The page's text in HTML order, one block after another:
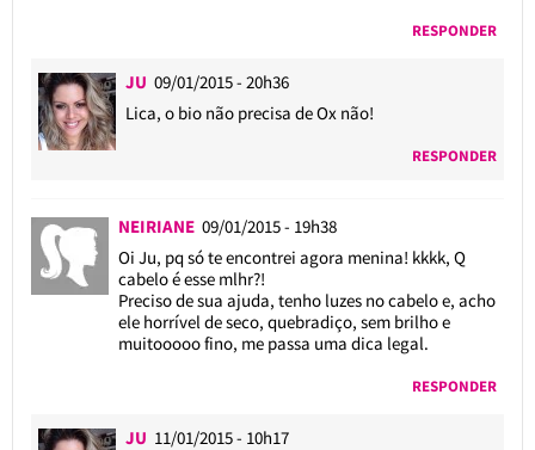
RESPONDER
JU 09/01/2015 - 20h36
Lica, o bio não precisa de Ox não!
RESPONDER
NEIRIANE 09/01/2015 - 19h38
Oi Ju, pq só te encontrei agora menina! kkkk, Q
cabelo é esse mlhr?!
Preciso de sua ajuda, tenho luzes no cabelo e, acho
ele horrível de seco, quebradiço, sem brilho e
muitooooo fino, me passa uma dica legal.
RESPONDER
JU 11/01/2015 - 10h17